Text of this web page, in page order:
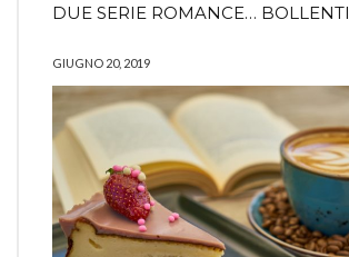
DUE SERIE ROMANCE… BOLLENTI
GIUGNO 20, 2019